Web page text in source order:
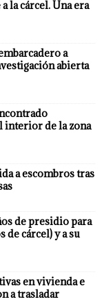
la cárcel. Una era
a
abierta
interior de la zona
a escombros tras
de presidio para
de cárcel) y a su
en vivienda e
a trasladar